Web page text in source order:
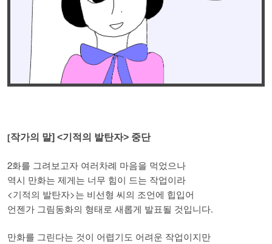
[작가의 말] <기적의 발탄자> 중단
2화를 그려보고자 여러차례 마음을 먹었으나
역시 만화는 제게는 너무 힘이 드는 작업이라
<기적의 발탄자>는 비선형 씨의 조언에 힙입어
언젠가 그림동화의 형태로 새롭게 발표될 것입니다.
만화를 그린다는 것이 어렵기도 어려운 작업이지만